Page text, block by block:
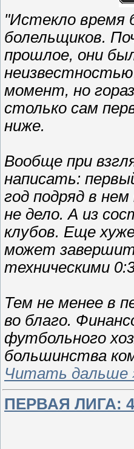
"Истекло время
болельщиков.
прошлое, они
момент, но
столько сам
ниже.
Вообще при
написать:
год подряд в
не дело. А из
клубов. Еще
может
техническими
Тем не менее в
во благо.
футбольного
большинства
Читать дальше
ПЕРВАЯ ЛИГА: